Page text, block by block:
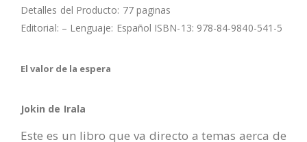
Detalles del Producto: 77 paginas
Editorial: – Lenguaje: Español ISBN-13: 978-84-9840-541-5
El valor de la espera
Jokin de Irala
Este es un libro que va directo a temas aerca de